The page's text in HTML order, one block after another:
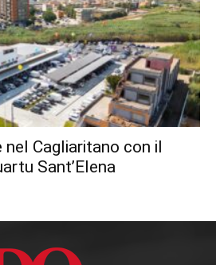
Cagliaritano con il
Sant’Elena